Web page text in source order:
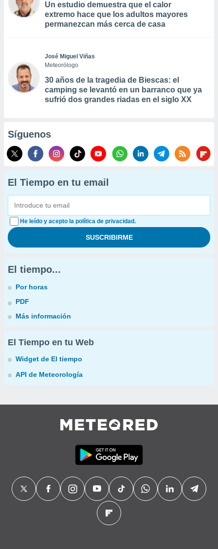
Un estudio demuestra que el calor
extremo hace que los adultos mayores
permanezcan más cerca de casa
José Miguel Viñas
Meteorólogo
30 años de la tragedia de Biescas: el
camping se levantó en un barranco que ya
sufrió dos grandes riadas en el siglo XX
Síguenos
El Tiempo en tu email
He leído y acepto la política de privacidad.
El tiempo...
Por horas
PDF
Más información
El Tiempo en tu Web
Widget de El tiempo
API de Meteorología